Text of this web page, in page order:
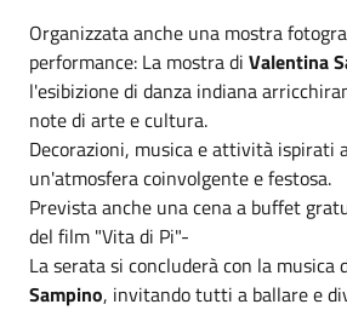
Organizzata anche una mostra
performance: La mostra di Valentina
l'esibizione di danza indiana
note di arte e cultura.
Decorazioni, musica e attività ispirati
un'atmosfera coinvolgente e festosa.
Prevista anche una cena a buffet
del film "Vita di Pi"-
La serata si concluderà con la musica
Sampino, invitando tutti a ballare e